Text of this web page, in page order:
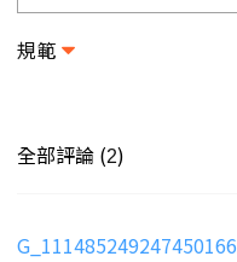
規範
全部評論 (2)
G_111485249247450166